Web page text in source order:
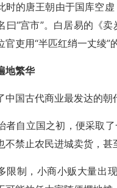
时的唐王朝由于国库空
曰“宫市”。白居易的《
官吏用“半匹红绡一丈绫”
地繁华
中国古代商业最发达的
者自立国之初，便采取
不禁止农民进城卖货，甚
限制，小商小贩大量出